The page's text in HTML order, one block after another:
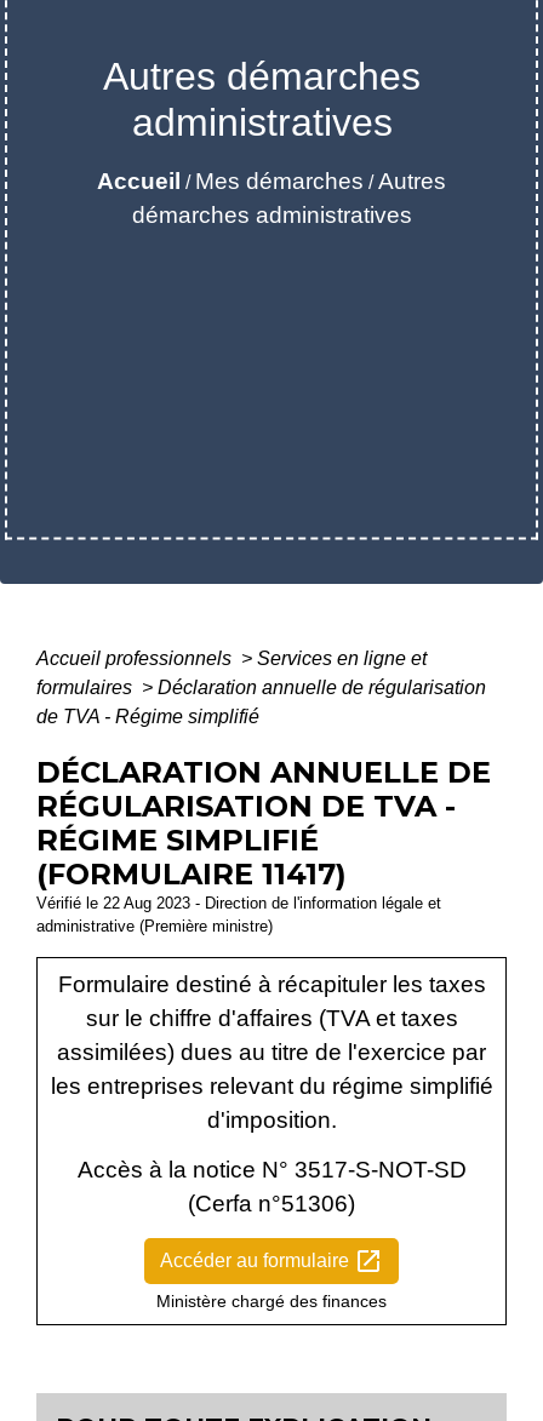
Autres démarches
administratives
Accueil / Mes démarches /Autres
démarches administratives
Accueil professionnels > Services en ligne et
formulaires > Déclaration annuelle de régularisation
de TVA - Régime simplifié
DÉCLARATION ANNUELLE DE
RÉGULARISATION DE TVA -
RÉGIME SIMPLIFIÉ
(FORMULAIRE 11417)
Vérifié le 22 Aug 2023 - Direction de l'information légale et
administrative (Première ministre)
Formulaire destiné à récapituler les taxes
sur le chiffre d'affaires (TVA et taxes
assimilées) dues au titre de l'exercice par
les entreprises relevant du régime simplifié
d'imposition.
Accès à la notice N° 3517-S-NOT-SD
(Cerfa n°51306)
Accéder au formulaire open_in_new
Ministère chargé des finances